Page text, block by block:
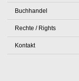
Buchhandel
Rechte / Rights
Kontakt